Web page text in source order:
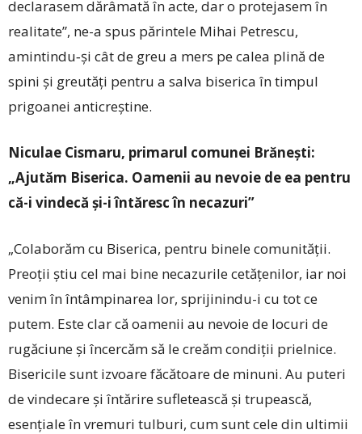
declarasem dărâmată în acte, dar o protejasem în
realitate”, ne-a spus părintele Mihai Petrescu,
amintindu‑și cât de greu a mers pe calea plină de
spini și greutăți pentru a salva biserica în timpul
prigoanei anticreștine.
Niculae Cismaru, primarul comunei Brăneşti:
„Ajutăm Biserica. Oamenii au nevoie de ea pentru
că-i vindecă și-i întăresc în necazuri”
„Colaborăm cu Bise­rica, pentru binele comu­nității.
Preoții știu cel mai bine necazurile cetă­țenilor, iar noi
venim în întâmpinarea lor, sprijinindu-i cu tot ce
putem. Este clar că oamenii au nevoie de locuri de
rugăciune și încercăm să le creăm condiții prielnice.
Bisericile sunt izvoare făcătoare de minuni. Au puteri
de vindecare și întărire sufletească și trupească,
esențiale în vremuri tulburi, cum sunt cele din ultimii